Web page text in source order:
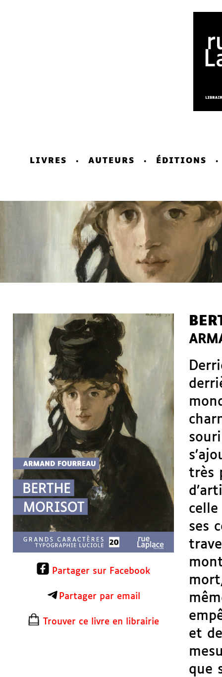
LIVRES AUTEURS ÉDITIONS
très
ses
et
que
Partager sur Facebook
Partager par email
Trouver ce livre en librairie